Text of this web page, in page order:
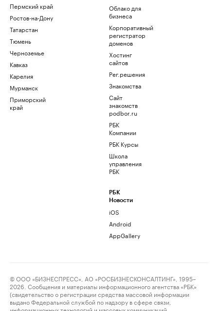
Пермский край
Ростов-на-Дону
Татарстан
Тюмень
Черноземье
Кавказ
Карелия
Мурманск
Приморский
край
Облако для
бизнеса
Корпоративный
регистратор
доменов
Хостинг
сайтов
Рег.решения
Знакомства
Сайт
знакомств
podbor.ru
РБК
Компании
РБК Курсы
Школа
управления
РБК
РБК
Новости
iOS
Android
AppGallery
© ООО «БИЗНЕСПРЕСС», АО «РОСБИЗНЕСКОНСАЛТИНГ», 1995–
2026. Сообщения и материалы информационного агентства «РБК»
(свидетельство о регистрации средства массовой информации
выдано Федеральной службой по надзору в сфере связи,